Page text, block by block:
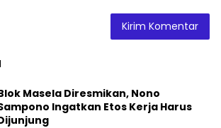
Masela Diresmikan, Nono
Ingatkan Etos Kerja Harus